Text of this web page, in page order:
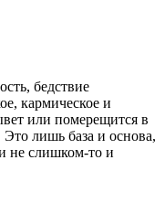
бедствие
кармическое и
или померещится в
Это лишь база и основа,
не слишком-то и